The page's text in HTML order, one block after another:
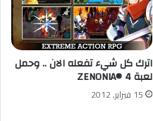
اترك كل شيء تفعله الان .. وحمل
لعبة ZENONIA® 4
15 فبراير, 2012